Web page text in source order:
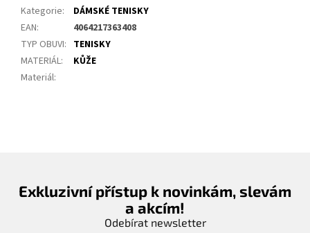
Kategorie:
DÁMSKÉ TENISKY
EAN:
4064217363408
TYP OBUVI: TENISKY
MATERIÁL:
KŮŽE
Materiál:
Exkluzivní přístup k novinkám, slevám
a akcím!
Odebírat newsletter